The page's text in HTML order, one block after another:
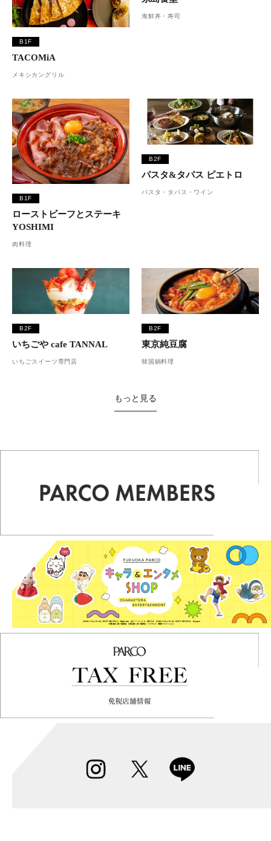
B1F
TACOMiA
メキシカングリル
海鮮丼・寿司
B1F
ローストビーフとステーキ
YOSHIMI
肉料理
B2F
パスタ&タパス ピエトロ
パスタ・タパス・ワイン
B2F
いちごや cafe TANNAL
いちごスイーツ専門店
B2F
東京純豆腐
韓国鍋料理
もっと見る